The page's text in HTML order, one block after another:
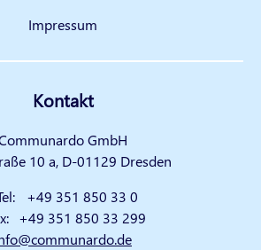
Impressum
Kontakt
GmbH
10 a, D-01129 Dresden
+49 351 850 33 0
+49 351 850 33 299